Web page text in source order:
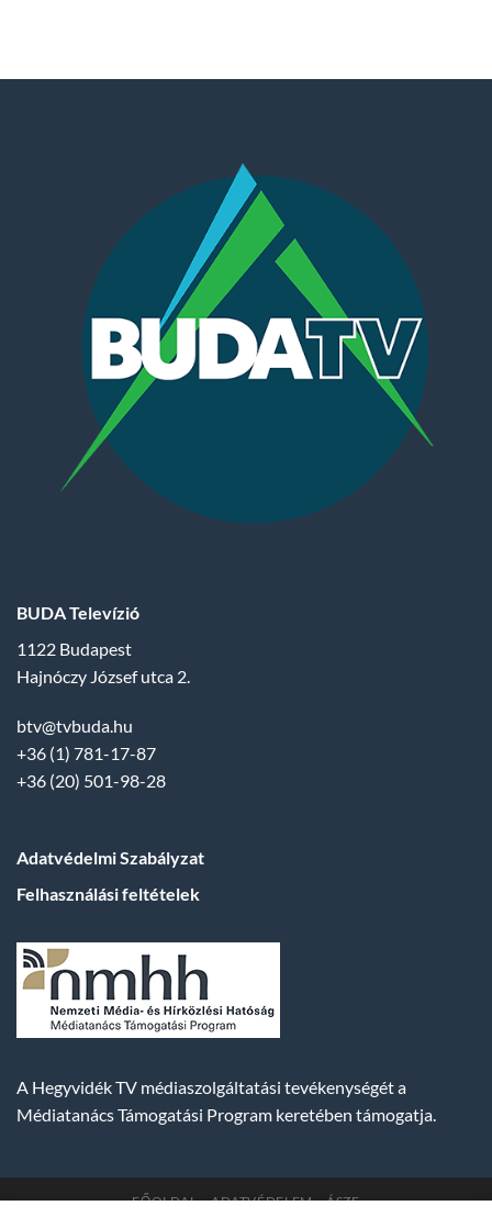
BUDA Televízió
1122 Budapest
Hajnóczy József utca 2.
btv@tvbuda.hu
+36 (1) 781-17-87
+36 (20) 501-98-28
Adatvédelmi Szabályzat
Felhasználási feltételek
A Hegyvidék TV médiaszolgáltatási tevékenységét a
Médiatanács Támogatási Program keretében támogatja.
FŐOLDAL ADATVÉDELEM ÁSZF